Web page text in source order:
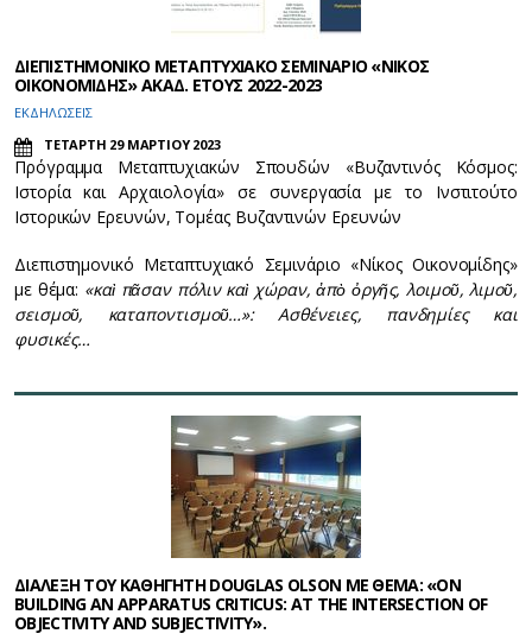
ΔΙΕΠΙΣΤΗΜΟΝΙΚΟ ΜΕΤΑΠΤΥΧΙΑΚΟ ΣΕΜΙΝΑΡΙΟ «ΝΙΚΟΣ
ΟΙΚΟΝΟΜΙΔΗΣ» ΑΚΑΔ. ΕΤΟΥΣ 2022-2023
ΕΚΔΗΛΩΣΕΙΣ
ΤΕΤΑΡΤΗ 29 ΜΑΡΤΙΟΥ 2023
Πρόγραμμα Μεταπτυχιακών Σπουδών «Βυζαντινός Κόσμος:
Ιστορία και Αρχαιολογία» σε συνεργασία με το Ινστιτούτο
Ιστορικών Ερευνών, Τομέας Βυζαντινών Ερευνών
Διεπιστημονικό Μεταπτυχιακό Σεμινάριο «Νίκος Οικονομίδης»
με θέμα: «καὶ πᾶσαν πόλιν καὶ χώραν, ἀπὸ ὀργῆς, λοιμοῦ, λιμοῦ,
σεισμοῦ, καταποντισμοῦ…»: Ασθένειες, πανδημίες και
φυσικές…
ΔΙΑΛΕΞΗ ΤΟΥ ΚΑΘΗΓΗΤΗ DOUGLAS OLSON ΜΕ ΘΕΜΑ: «ON
BUILDING AN APPARATUS CRITICUS: AT THE INTERSECTION OF
OBJECTIVITY AND SUBJECTIVITY».